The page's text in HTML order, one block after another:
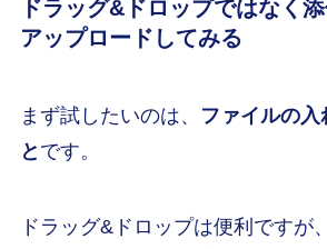
ドラッグ&ドロップではなく
アップロードしてみる
まず試したいのは、
ファイルの入
と です。
ドラッグ&ドロップは便利ですが